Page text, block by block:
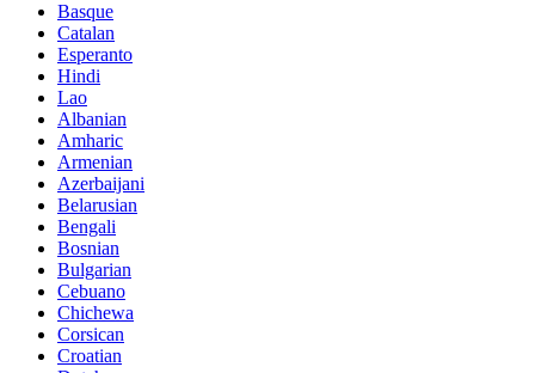
Basque
Catalan
Esperanto
Hindi
Lao
Albanian
Amharic
Armenian
Azerbaijani
Belarusian
Bengali
Bosnian
Bulgarian
Cebuano
Chichewa
Corsican
Croatian